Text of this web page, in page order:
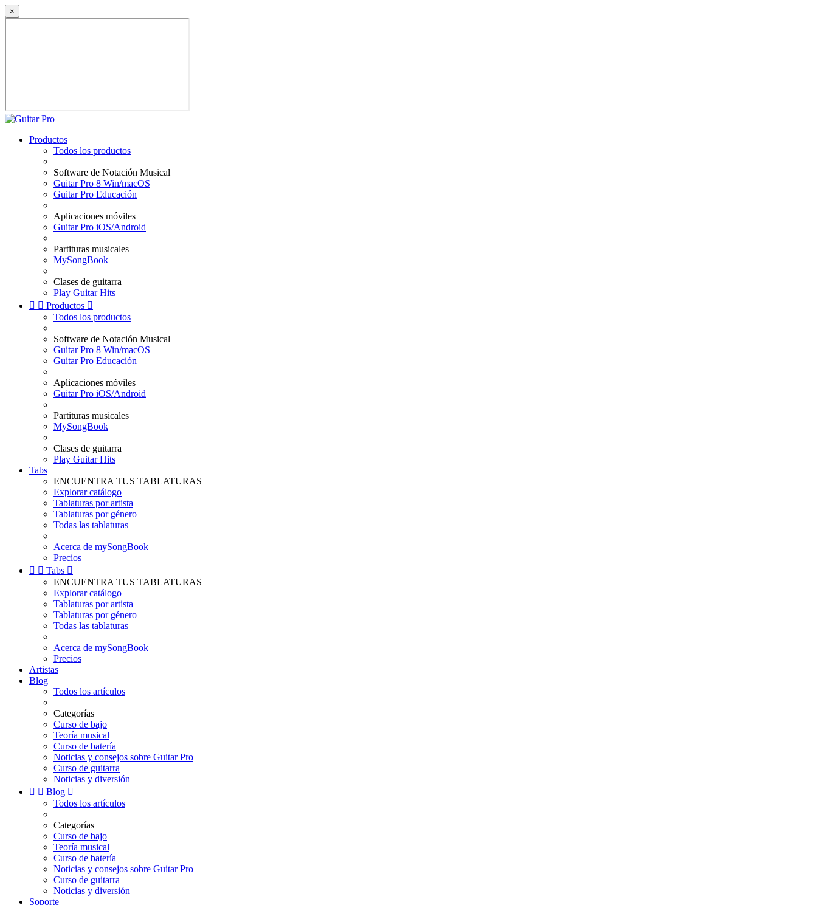
×
Productos
Todos los productos
Software de Notación Musical
Guitar Pro 8 Win/macOS
Guitar Pro Educación
Aplicaciones móviles
Guitar Pro iOS/Android
Partituras musicales
MySongBook
Clases de guitarra
Play Guitar Hits
  Productos 
Todos los productos
Software de Notación Musical
Guitar Pro 8 Win/macOS
Guitar Pro Educación
Aplicaciones móviles
Guitar Pro iOS/Android
Partituras musicales
MySongBook
Clases de guitarra
Play Guitar Hits
Tabs
ENCUENTRA TUS TABLATURAS
Explorar catálogo
Tablaturas por artista
Tablaturas por género
Todas las tablaturas
Acerca de mySongBook
Precios
  Tabs 
ENCUENTRA TUS TABLATURAS
Explorar catálogo
Tablaturas por artista
Tablaturas por género
Todas las tablaturas
Acerca de mySongBook
Precios
Artistas
Blog
Todos los artículos
Categorías
Curso de bajo
Teoría musical
Curso de batería
Noticias y consejos sobre Guitar Pro
Curso de guitarra
Noticias y diversión
  Blog 
Todos los artículos
Categorías
Curso de bajo
Teoría musical
Curso de batería
Noticias y consejos sobre Guitar Pro
Curso de guitarra
Noticias y diversión
Soporte